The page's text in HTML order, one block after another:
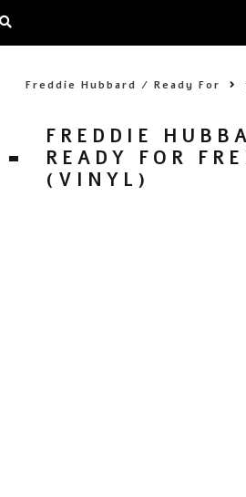
Freddie Hubbard / Ready For
FREDDIE
READY FOR
(VINYL)